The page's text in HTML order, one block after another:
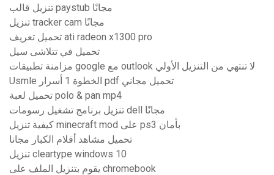
تنزيل قالب paystub مجانًا
تنزيل tracker cam مجانًا
تحميل تعريف ati radeon x1300 pro
تحميل في تتلاشى سيل
مزامنة تطبيقات google مع outlook لا تنتهي من التنزيل الأولي
Usmle الخطوة 1 أسرار pdf تحميل مجاني
تحميل لعبة polo & pan mp4
تنزيل برنامج تشغيل رسومات dell مجانًا
كيفية تنزيل minecraft mod على ps3 بأمان
تحميل مشاهد أفلام الكبار مجانا
تنزيل cleartype windows 10
يقوم بتنزيل الملف على chromebook